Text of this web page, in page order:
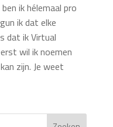
ik hélemaal pro
ik dat elke
dat ik Virtual
wil ik noemen
zijn. Je weet